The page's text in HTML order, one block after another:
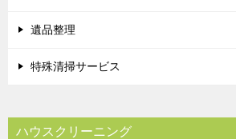
遺品整理
特殊清掃サービス
ハウスクリーニング